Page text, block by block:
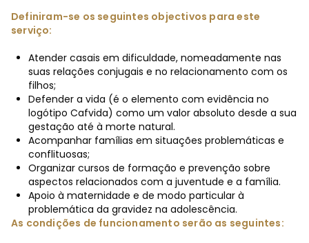
Definiram-se os seguintes objectivos para este
serviço:
Atender casais em dificuldade, nomeadamente nas
suas relações conjugais e no relacionamento com os
filhos;
Defender a vida (é o elemento com evidência no
logótipo Cafvida) como um valor absoluto desde a sua
gestação até à morte natural.
Acompanhar famílias em situações problemáticas e
conflituosas;
Organizar cursos de formação e prevenção sobre
aspectos relacionados com a juventude e a família.
Apoio à maternidade e de modo particular à
problemática da gravidez na adolescência.
As condições de funcionamento serão as seguintes: